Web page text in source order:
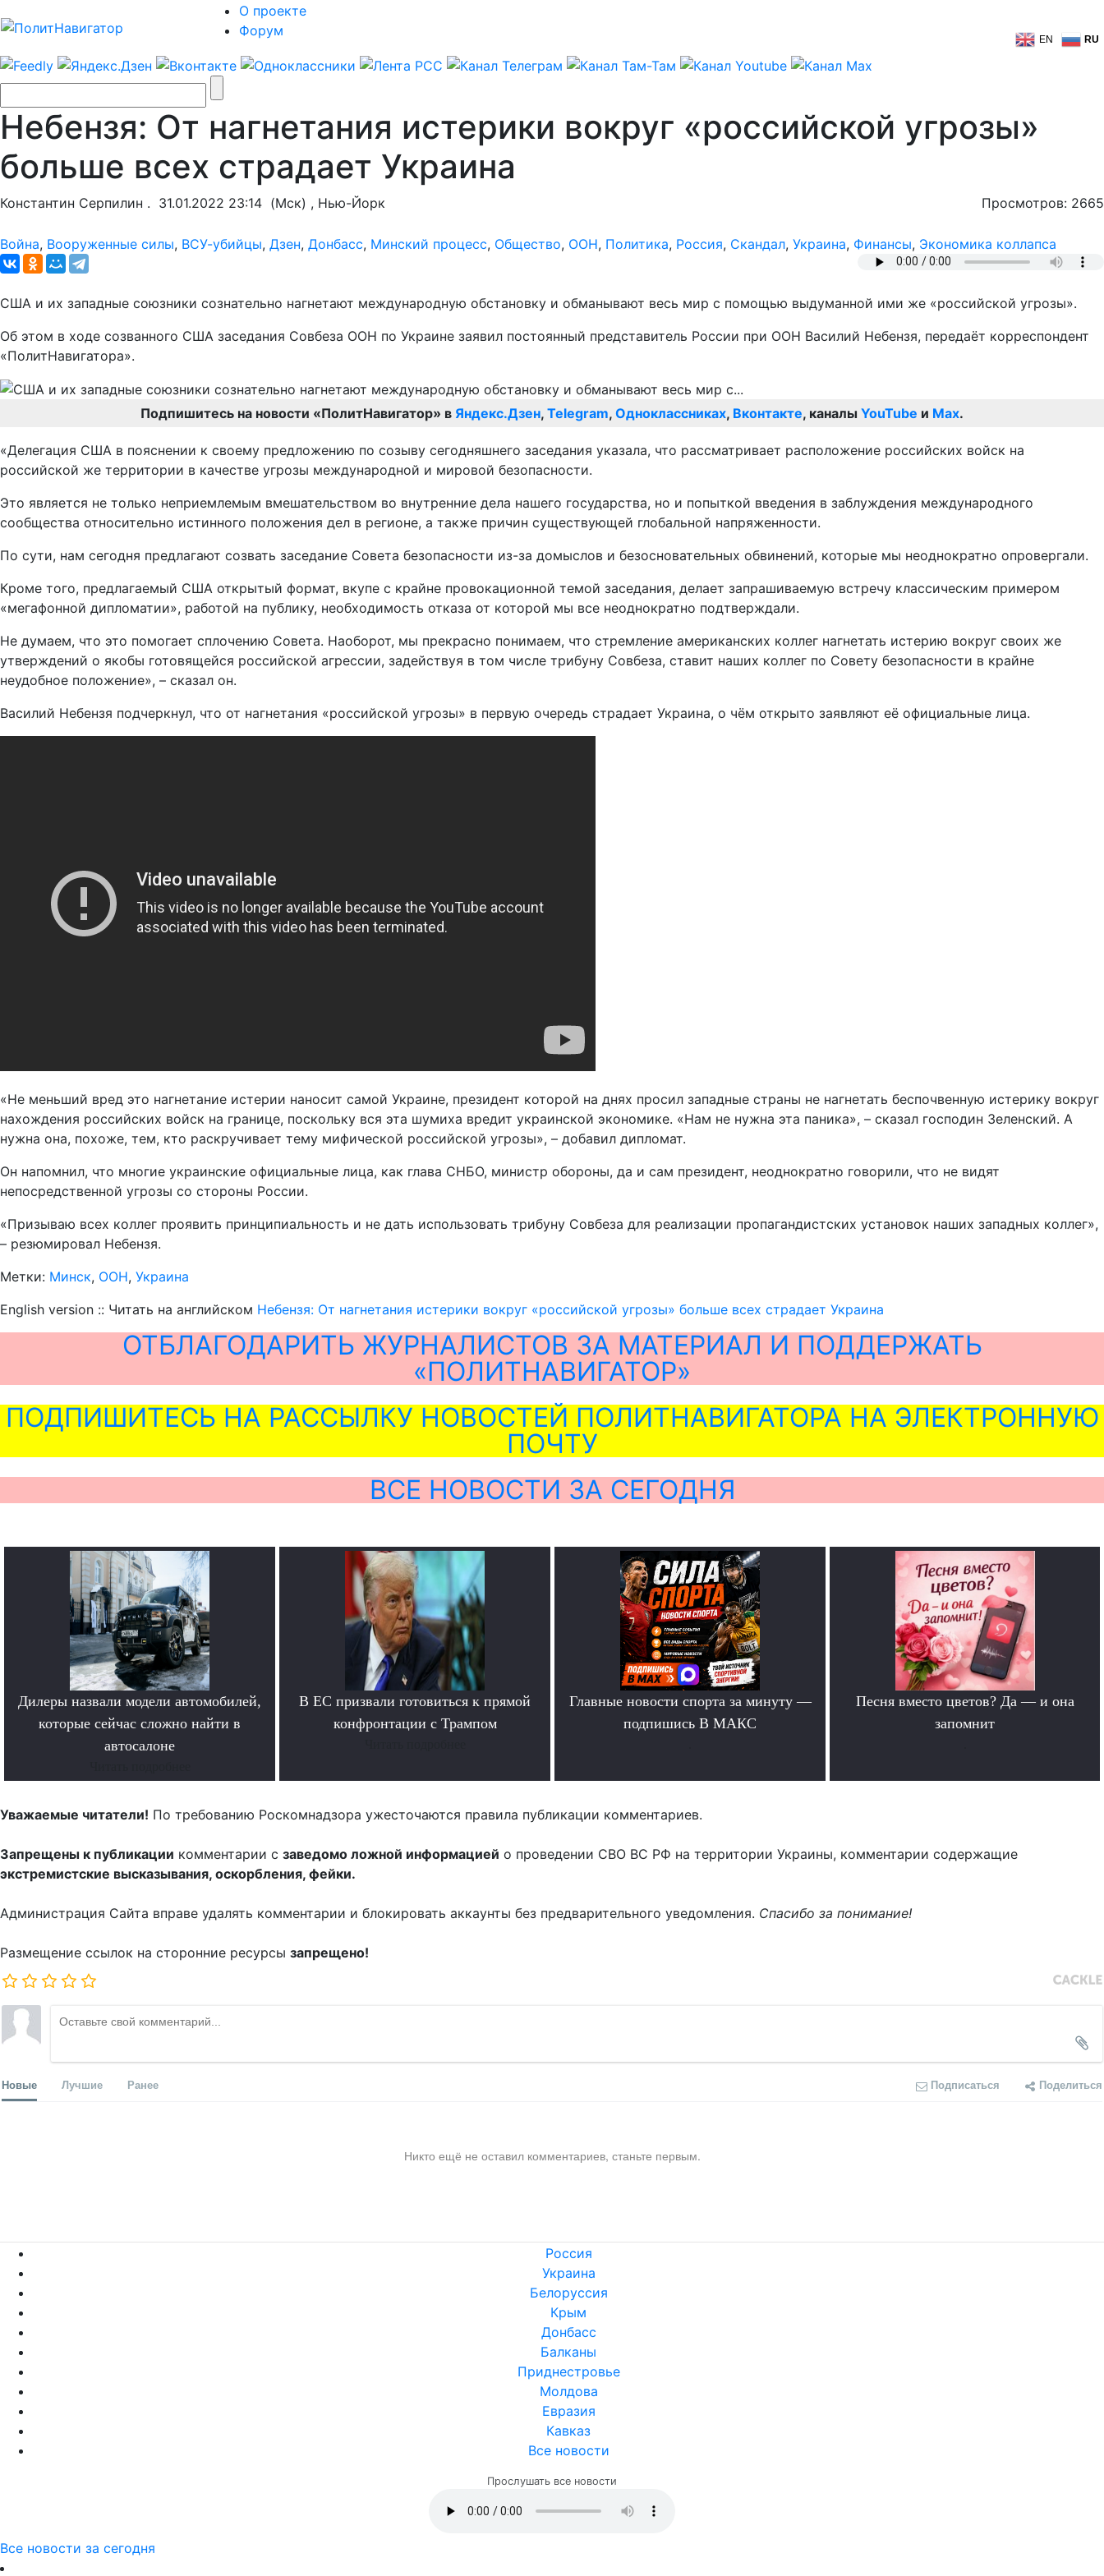
О проекте
Форум
EN RU
Небензя: От нагнетания истерики вокруг «российской угрозы»
больше всех страдает Украина
Константин Серпилин . 31.01.2022 23:14 (Мск) , Нью-Йорк Просмотров: 2665
Война, Вооруженные силы, ВСУ-убийцы, Дзен, Донбасс, Минский процесс, Общество, ООН, Политика, Россия, Скандал, Украина, Финансы, Экономика коллапса
США и их западные союзники сознательно нагнетают международную обстановку и обманывают весь мир с помощью выдуманной ими же «российской угрозы».
Об этом в ходе созванного США заседания Совбеза ООН по Украине заявил постоянный представитель России при ООН Василий Небензя, передаёт корреспондент
«ПолитНавигатора».
Подпишитесь на новости «ПолитНавигатор» в Яндекс.Дзен, Telegram, Одноклассниках, Вконтакте, каналы YouTube и Max.
«Делегация США в пояснении к своему предложению по созыву сегодняшнего заседания указала, что рассматривает расположение российских войск на
российской же территории в качестве угрозы международной и мировой безопасности.
Это является не только неприемлемым вмешательством во внутренние дела нашего государства, но и попыткой введения в заблуждения международного
сообщества относительно истинного положения дел в регионе, а также причин существующей глобальной напряженности.
По сути, нам сегодня предлагают созвать заседание Совета безопасности из-за домыслов и безосновательных обвинений, которые мы неоднократно опровергали.
Кроме того, предлагаемый США открытый формат, вкупе с крайне провокационной темой заседания, делает запрашиваемую встречу классическим примером
«мегафонной дипломатии», работой на публику, необходимость отказа от которой мы все неоднократно подтверждали.
Не думаем, что это помогает сплочению Совета. Наоборот, мы прекрасно понимаем, что стремление американских коллег нагнетать истерию вокруг своих же
утверждений о якобы готовящейся российской агрессии, задействуя в том числе трибуну Совбеза, ставит наших коллег по Совету безопасности в крайне
неудобное положение», – сказал он.
Василий Небензя подчеркнул, что от нагнетания «российской угрозы» в первую очередь страдает Украина, о чём открыто заявляют её официальные лица.
«Не меньший вред это нагнетание истерии наносит самой Украине, президент которой на днях просил западные страны не нагнетать беспочвенную истерику вокруг
нахождения российских войск на границе, поскольку вся эта шумиха вредит украинской экономике. «Нам не нужна эта паника», – сказал господин Зеленский. А
нужна она, похоже, тем, кто раскручивает тему мифической российской угрозы», – добавил дипломат.
Он напомнил, что многие украинские официальные лица, как глава СНБО, министр обороны, да и сам президент, неоднократно говорили, что не видят
непосредственной угрозы со стороны России.
«Призываю всех коллег проявить принципиальность и не дать использовать трибуну Совбеза для реализации пропагандистских установок наших западных коллег»,
– резюмировал Небензя.
Метки: Минск, ООН, Украина
English version :: Читать на английском Небензя: От нагнетания истерики вокруг «российской угрозы» больше всех страдает Украина
ОТБЛАГОДАРИТЬ ЖУРНАЛИСТОВ ЗА МАТЕРИАЛ И ПОДДЕРЖАТЬ
«ПОЛИТНАВИГАТОР»
ПОДПИШИТЕСЬ НА РАССЫЛКУ НОВОСТЕЙ ПОЛИТНАВИГАТОРА НА ЭЛЕКТРОННУЮ
ПОЧТУ
ВСЕ НОВОСТИ ЗА СЕГОДНЯ
Дилеры назвали модели автомобилей,
которые сейчас сложно найти в
автосалоне
В ЕС призвали готовиться к прямой
конфронтации с Трампом
Главные новости спорта за минуту —
подпишись В МАКС
Песня вместо цветов? Да — и она
запомнит
Уважаемые читатели! По требованию Роскомнадзора ужесточаются правила публикации комментариев.
Запрещены к публикации комментарии с заведомо ложной информацией о проведении СВО ВС РФ на территории Украины, комментарии содержащие
экстремистские высказывания, оскорбления, фейки.
Администрация Сайта вправе удалять комментарии и блокировать аккаунты без предварительного уведомления. Спасибо за понимание!
Размещение ссылок на сторонние ресурсы запрещено!
Новые Лучшие Ранее Подписаться Поделиться
Никто ещё не оставил комментариев, станьте первым.
Россия
Украина
Белоруссия
Крым
Донбасс
Балканы
Приднестровье
Молдова
Евразия
Кавказ
Все новости
Прослушать все новости
Все новости за сегодня